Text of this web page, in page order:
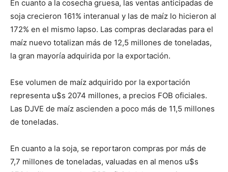
En cuanto a la cosecha gruesa, las ventas anticipadas de
soja crecieron 161% interanual y las de maíz lo hicieron al
172% en el mismo lapso. Las compras declaradas para el
maíz nuevo totalizan más de 12,5 millones de toneladas,
la gran mayoría adquirida por la exportación.
Ese volumen de maíz adquirido por la exportación
representa u$s 2074 millones, a precios FOB oficiales.
Las DJVE de maíz ascienden a poco más de 11,5 millones
de toneladas.
En cuanto a la soja, se reportaron compras por más de
7,7 millones de toneladas, valuadas en al menos u$s